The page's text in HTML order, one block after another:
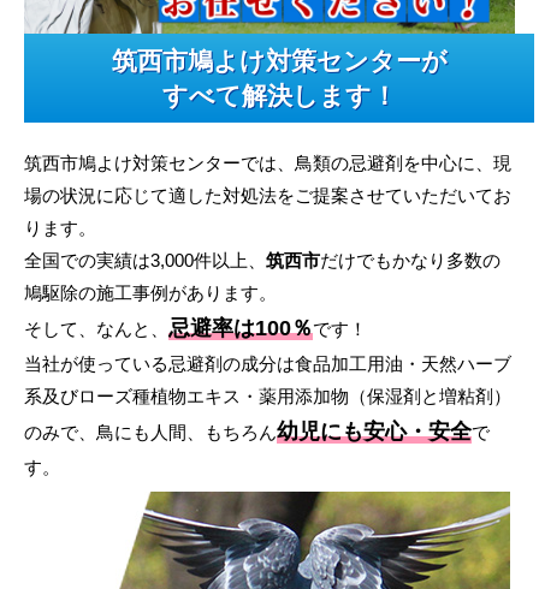
筑西市鳩よけ対策センターが
すべて解決します！
筑西市鳩よけ対策センターでは、鳥類の忌避剤を中心に、現
場の状況に応じて適した対処法をご提案させていただいてお
ります。
全国での実績は3,000件以上、 筑西市だけでもかなり多数の
鳩駆除の施工事例があります。
そして、なんと、 忌避率は100％です！
当社が使っている忌避剤の成分は食品加工用油・天然ハーブ
系及びローズ種植物エキス・薬用添加物（保湿剤と増粘剤）
のみで、鳥にも人間、もちろん幼児にも安心・安全で
す。